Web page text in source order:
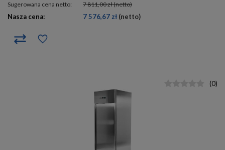
Sugerowana cena netto:
7 811,00 zł(netto)
Nasza cena: 7 576,67 zł (netto)
(0)